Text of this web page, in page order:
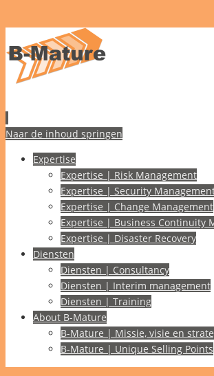
Naar de inhoud springen
Expertise
Expertise | Risk Management
Expertise | Security
Expertise | Change Management
Expertise | Business Continuity
Expertise | Disaster Recovery
Diensten
Diensten | Consultancy
Diensten | Interim management
Diensten | Training
About B-Mature
B-Mature | Missie, visie en
B-Mature | Unique Selling Points